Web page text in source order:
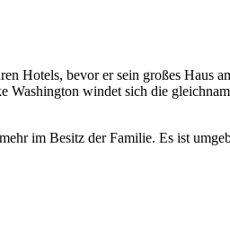
Hotels, bevor er sein großes Haus
windet sich die
im Besitz der Familie. Es ist